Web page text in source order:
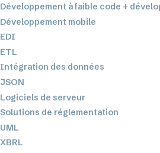
Développement à faible code +
Développement mobile
EDI
ETL
Intégration des données
JSON
Logiciels de serveur
Solutions de réglementation
UML
XBRL